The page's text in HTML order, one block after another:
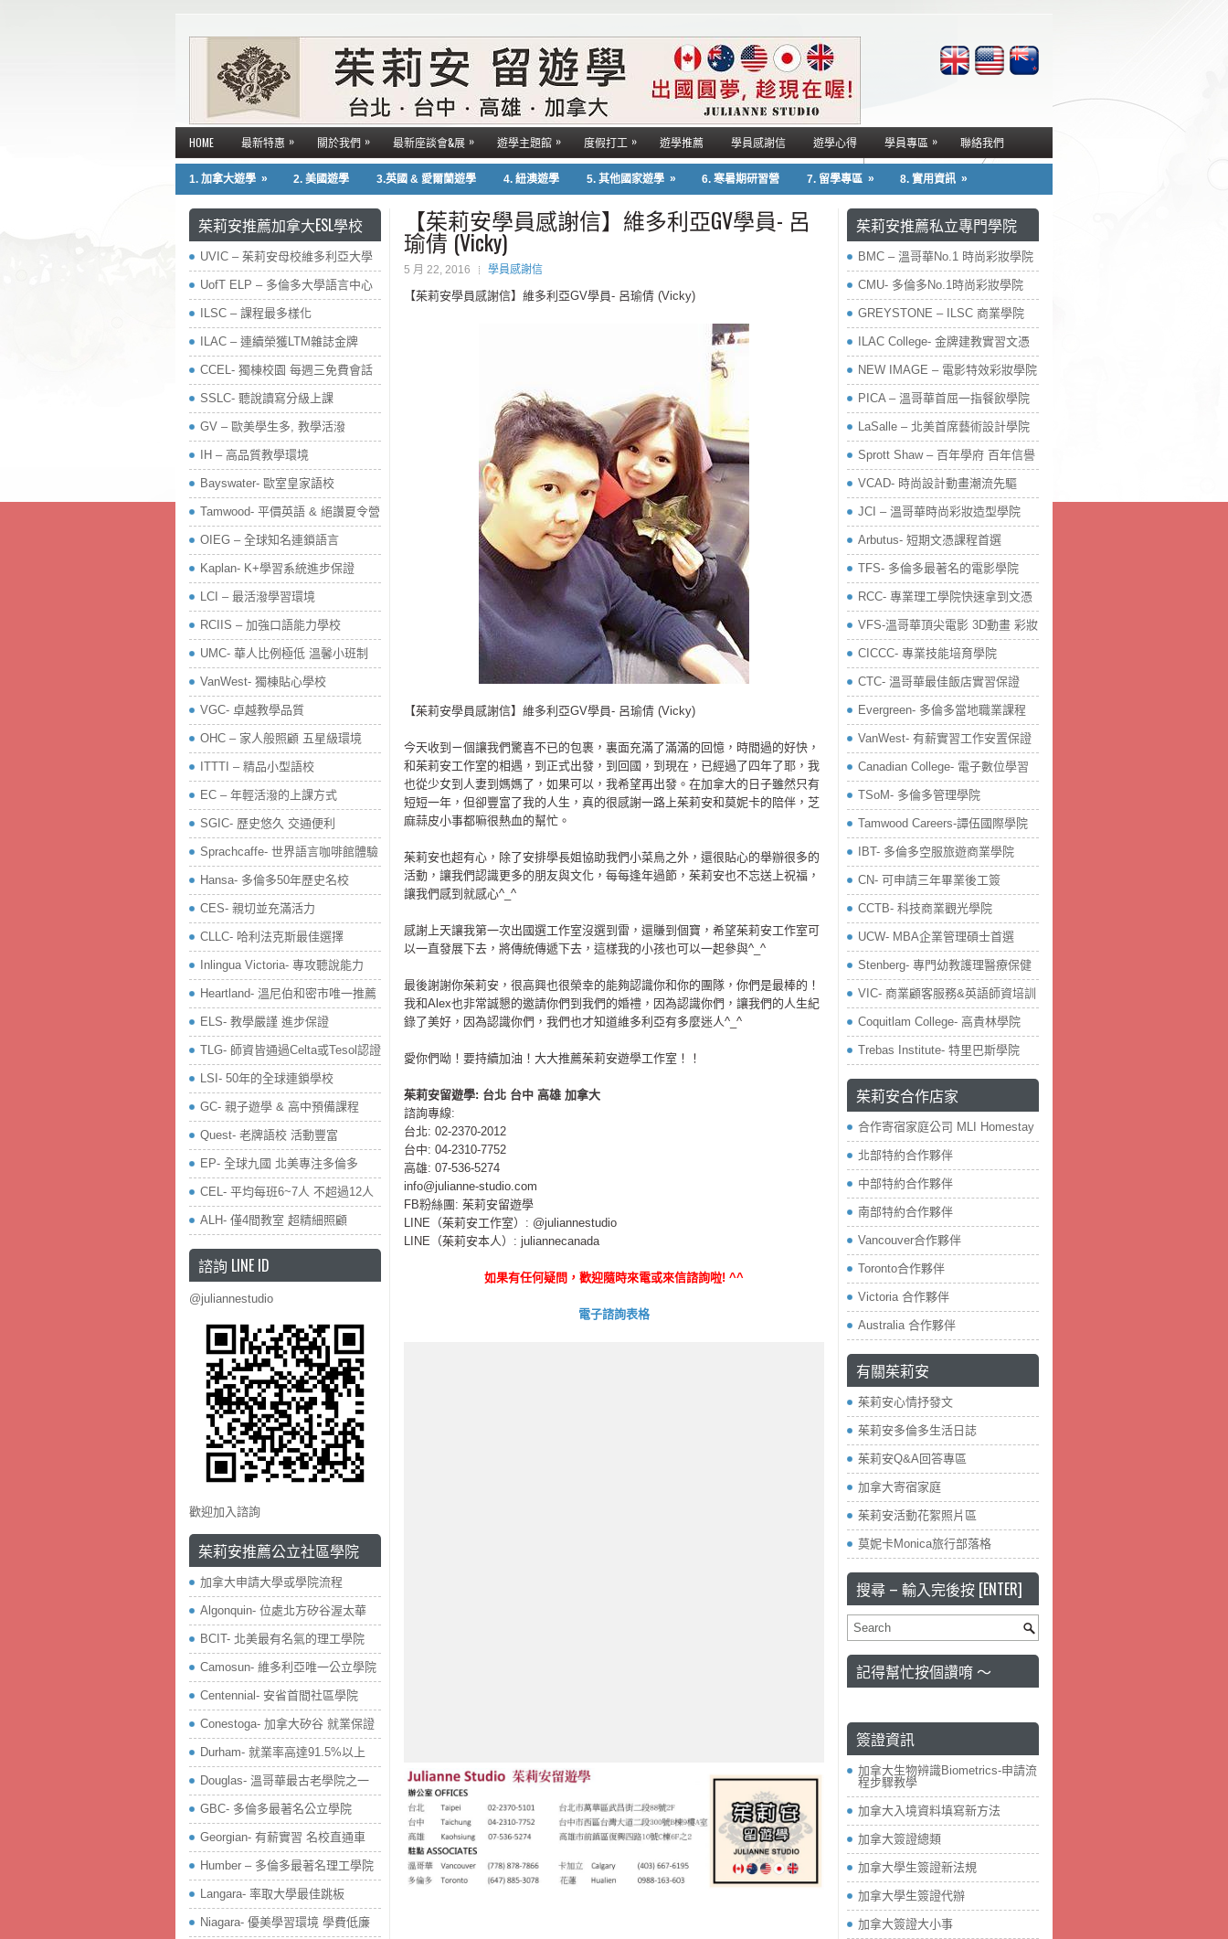
HOME 最新特惠 » 關於我們 » 最新座談會&展 » 遊學主題館 » 度假打工 » 遊學推薦 學員感謝信 遊學心得 學員專區 » 聯絡我們
1. 加拿大遊學 » 2. 美國遊學 3.英國 & 愛爾蘭遊學 4. 紐澳遊學 5. 其他國家遊學 » 6. 寒暑期研習營 7. 留學專區 » 8. 實用資訊 »
【茱莉安學員感謝信】維多利亞GV學員- 呂
瑜倩 (Vicky)
5 月 22, 2016 學員感謝信
【茱莉安學員感謝信】維多利亞GV學員- 呂瑜倩 (Vicky)
【茱莉安學員感謝信】維多利亞GV學員- 呂瑜倩 (Vicky)
今天收到ㄧ個讓我們驚喜不已的包裹，裏面充滿了滿滿的回憶，時間過的好快，
和茱莉安工作室的相遇，到正式出發，到回國，到現在，已經過了四年了耶，我
也從少女到人妻到媽媽了，如果可以，我希望再出發。在加拿大的日子雖然只有
短短一年，但卻豐富了我的人生，真的很感謝一路上茱莉安和莫妮卡的陪伴，芝
麻蒜皮小事都嘛很熱血的幫忙。
茱莉安也超有心，除了安排學長姐協助我們小菜鳥之外，還很貼心的舉辦很多的
活動，讓我們認識更多的朋友與文化，每每逢年過節，茱莉安也不忘送上祝福，
讓我們感到就感心^_^
感謝上天讓我第一次出國選工作室沒選到雷，還賺到個寶，希望茱莉安工作室可
以一直發展下去，將傳統傳遞下去，這樣我的小孩也可以一起參與^_^
最後謝謝你茱莉安，很高興也很榮幸的能夠認識你和你的團隊，你們是最棒的！
我和Alex也非常誠懇的邀請你們到我們的婚禮，因為認識你們，讓我們的人生紀
錄了美好，因為認識你們，我們也才知道維多利亞有多麼迷人^_^
愛你們呦！要持續加油！大大推薦茱莉安遊學工作室！！
茱莉安留遊學: 台北 台中 高雄 加拿大
諮詢專線:
台北: 02-2370-2012
台中: 04-2310-7752
高雄: 07-536-5274
info@julianne-studio.com
FB粉絲團: 茱莉安留遊學
LINE（茱莉安工作室）: @juliannestudio
LINE（茱莉安本人）: juliannecanada
如果有任何疑問，歡迎隨時來電或來信諮詢啦! ^^
電子諮詢表格
茱莉安推薦加拿大ESL學校
UVIC – 茱莉安母校維多利亞大學
UofT ELP – 多倫多大學語言中心
ILSC – 課程最多樣化
ILAC – 連續榮獲LTM雜誌金牌
CCEL- 獨棟校園 每週三免費會話
SSLC- 聽說讀寫分級上課
GV – 歐美學生多, 教學活潑
IH – 高品質教學環境
Bayswater- 歐室皇家語校
Tamwood- 平價英語 & 絕讚夏令營
OIEG – 全球知名連鎖語言
Kaplan- K+學習系統進步保證
LCI – 最活潑學習環境
RCIIS – 加強口語能力學校
UMC- 華人比例極低 溫馨小班制
VanWest- 獨棟貼心學校
VGC- 卓越教學品質
OHC – 家人般照顧 五星級環境
ITTTI – 精品小型語校
EC – 年輕活潑的上課方式
SGIC- 歷史悠久 交通便利
Sprachcaffe- 世界語言咖啡館體驗
Hansa- 多倫多50年歷史名校
CES- 親切並充滿活力
CLLC- 哈利法克斯最佳選擇
Inlingua Victoria‏- 專攻聽說能力
Heartland- 溫尼伯和密市唯一推薦
ELS- 教學嚴謹 進步保證
TLG- 師資皆通過Celta或Tesol認證
LSI- 50年的全球連鎖學校
GC- 親子遊學 & 高中預備課程
Quest- 老牌語校 活動豐富
EP- 全球九國 北美專注多倫多
CEL- 平均每班6~7人 不超過12人
ALH- 僅4間教室 超精細照顧
諮詢 LINE ID
@juliannestudio
歡迎加入諮詢
茱莉安推薦公立社區學院
加拿大申請大學或學院流程
Algonquin- 位處北方矽谷渥太華
BCIT- 北美最有名氣的理工學院
Camosun- 維多利亞唯一公立學院
Centennial- 安省首間社區學院
Conestoga- 加拿大矽谷 就業保證
Durham- 就業率高達91.5%以上
Douglas- 溫哥華最古老學院之一
GBC- 多倫多最著名公立學院
Georgian- 有薪實習 名校直通車
Humber – 多倫多最著名理工學院
Langara- 率取大學最佳跳板
Niagara- 優美學習環境 學費低廉
茱莉安推薦私立專門學院
BMC – 溫哥華No.1 時尚彩妝學院
CMU- 多倫多No.1時尚彩妝學院
GREYSTONE – ILSC 商業學院
ILAC College- 金牌建教實習文憑
NEW IMAGE – 電影特效彩妝學院
PICA – 溫哥華首屈一指餐飲學院
LaSalle – 北美首席藝術設計學院
Sprott Shaw – 百年學府 百年信譽
VCAD- 時尚設計動畫潮流先驅
JCI – 溫哥華時尚彩妝造型學院
Arbutus- 短期文憑課程首選
TFS- 多倫多最著名的電影學院
RCC- 專業理工學院快速拿到文憑
VFS-溫哥華頂尖電影 3D動畫 彩妝
CICCC- 專業技能培育學院
CTC- 溫哥華最佳飯店實習保證
Evergreen- 多倫多當地職業課程
VanWest- 有薪實習工作安置保證
Canadian College- 電子數位學習
TSoM- 多倫多管理學院
Tamwood Careers-譚伍國際學院
IBT- 多倫多空服旅遊商業學院
CN- 可申請三年畢業後工簽
CCTB- 科技商業觀光學院
UCW- MBA企業管理碩士首選
Stenberg- 專門幼教護理醫療保健
VIC- 商業顧客服務&英語師資培訓
Coquitlam College- 高貴林學院
Trebas Institute- 特里巴斯學院
茱莉安合作店家
合作寄宿家庭公司 MLI Homestay
北部特約合作夥伴
中部特約合作夥伴
南部特約合作夥伴
Vancouver合作夥伴
Toronto合作夥伴
Victoria 合作夥伴
Australia 合作夥伴
有關茱莉安
茱莉安心情抒發文
茱莉安多倫多生活日誌
茱莉安Q&A回答專區
加拿大寄宿家庭
茱莉安活動花絮照片區
莫妮卡Monica旅行部落格
搜尋 – 輸入完後按 [ENTER]
記得幫忙按個讚唷 ～
簽證資訊
加拿大生物辨識Biometrics-申請流
程步驟教學
加拿大入境資料填寫新方法
加拿大簽證總類
加拿大學生簽證新法規
加拿大學生簽證代辦
加拿大簽證大小事